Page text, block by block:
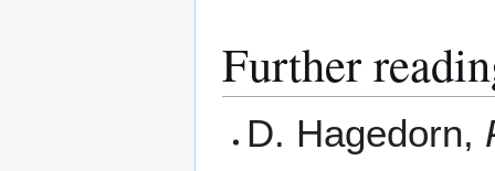
Further
D. Hagedorn,